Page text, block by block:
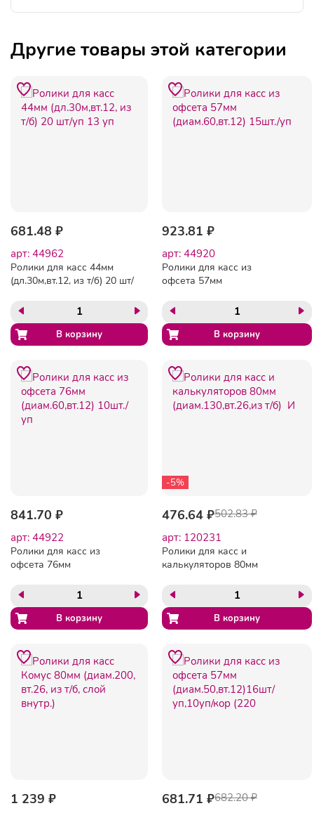
Другие товары этой категории
681.48 ₽
арт: 44962
Ролики для касс 44мм
(дл.30м,вт.12, из т/б) 20 шт/
923.81 ₽
арт: 44920
Ролики для касс из
офсета 57мм
841.70 ₽
арт: 44922
Ролики для касс из
офсета 76мм
-5%
476.64 ₽502.83 ₽
арт: 120231
Ролики для касс и
калькуляторов 80мм
1 239 ₽ 681.71 ₽682.20 ₽